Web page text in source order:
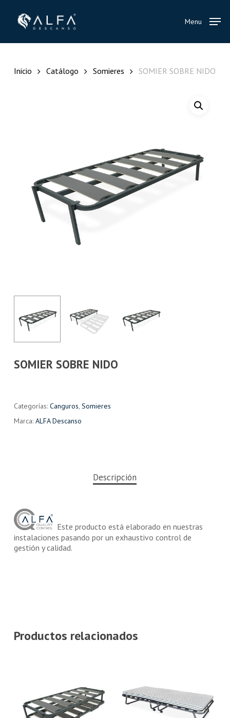
Menu
Inicio Catálogo Somieres SOMIER SOBRE NIDO
SOMIER SOBRE NIDO
Categorías: Canguros, Somieres
Marca: ALFA Descanso
Descripción
Este producto está elaborado en nuestras
instalaciones pasando por un exhaustivo control de
gestión y calidad.
Productos relacionados